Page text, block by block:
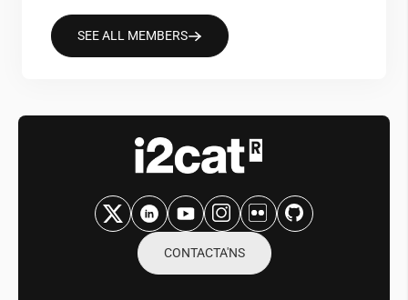
SEE ALL MEMBERS
CONTACTA'NS